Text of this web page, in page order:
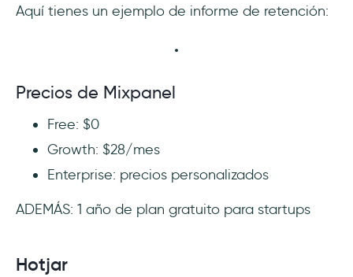
Aquí tienes un ejemplo de informe de retención:
Precios de Mixpanel
Free: $0
Growth: $28/mes
Enterprise: precios personalizados
ADEMÁS: 1 año de plan gratuito para startups
Hotjar